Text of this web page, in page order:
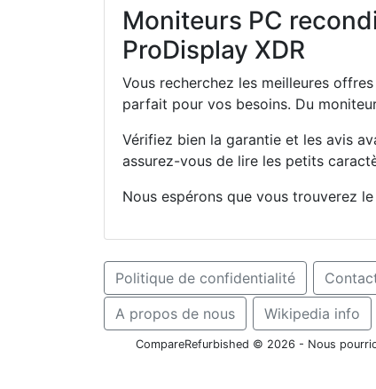
Moniteurs PC
ProDisplay XDR
Vous recherchez les meilleures
parfait pour vos besoins. Du
Vérifiez bien la garantie et les avis
assurez-vous de lire les petits
Nous espérons que vous trouverez
Politique de confidentialité
A propos de nous
Wikipedia info
CompareRefurbished © 2026 - Nous